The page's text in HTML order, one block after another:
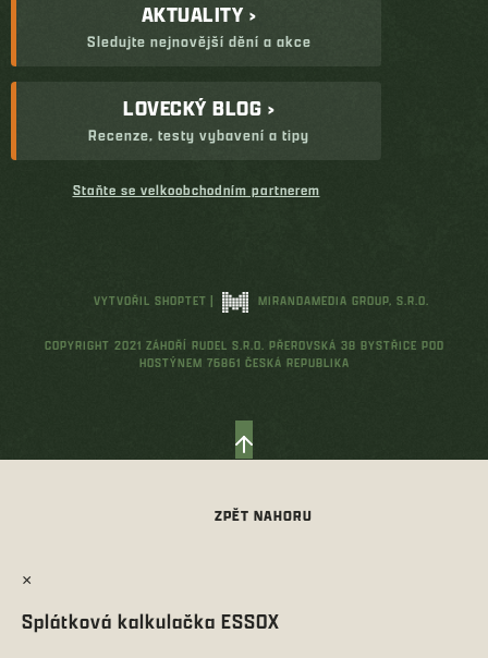
AKTUALITY ›
Sledujte nejnovější dění a akce
LOVECKÝ BLOG ›
Recenze, testy vybavení a tipy
Staňte se velkoobchodním partnerem
VYTVOŘIL SHOPTET | MIRANDAMEDIA GROUP, S.R.O.
COPYRIGHT 2021 ZÁHOŘÍ RUDEL S.R.O. PŘEROVSKÁ 38 BYSTŘICE POD
HOSTÝNEM 76861 ČESKÁ REPUBLIKA
×
Splátková kalkulačka ESSOX